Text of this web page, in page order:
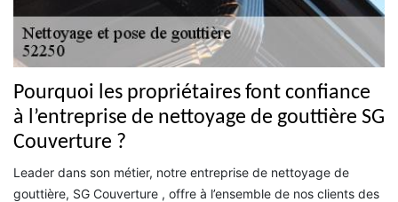
Pourquoi les propriétaires font confiance
à l’entreprise de nettoyage de gouttière SG
Couverture ?
Leader dans son métier, notre entreprise de nettoyage de
gouttière, SG Couverture , offre à l’ensemble de nos clients des